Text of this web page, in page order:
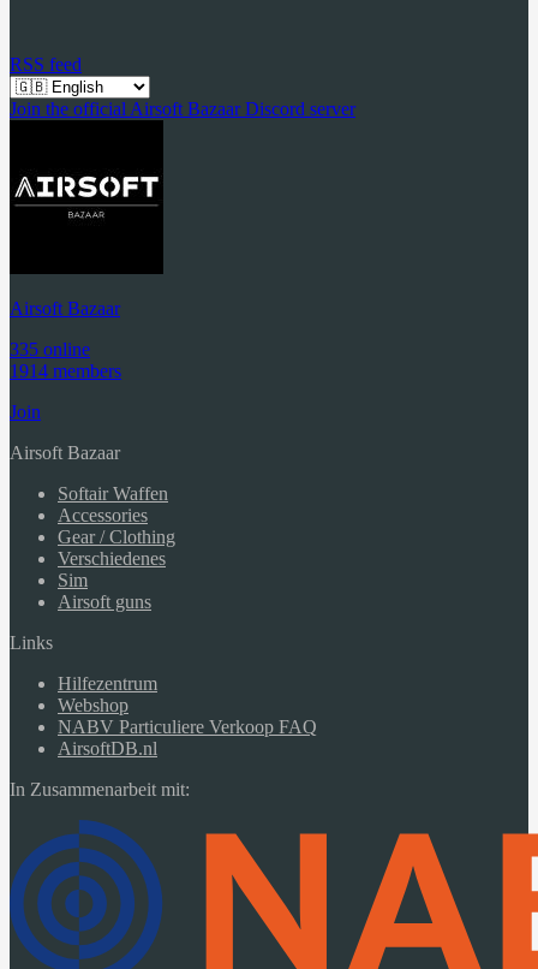
RSS feed
Join the official Airsoft Bazaar Discord server
Airsoft Bazaar
335 online
1914 members
Join
Airsoft Bazaar
Softair Waffen
Accessories
Gear / Clothing
Verschiedenes
Sim
Airsoft guns
Links
Hilfezentrum
Webshop
NABV Particuliere Verkoop FAQ
AirsoftDB.nl
In Zusammenarbeit mit: